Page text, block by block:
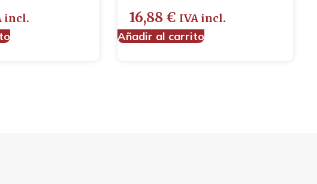
incl. 16,88 € IVA incl.
Añadir al carrito